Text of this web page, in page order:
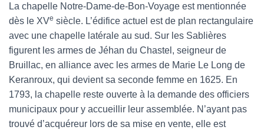
La chapelle Notre-Dame-de-Bon-Voyage est mentionnée
dès le XVe siècle. L’édifice actuel est de plan rectangulaire
avec une chapelle latérale au sud. Sur les Sablières
figurent les armes de Jéhan du Chastel, seigneur de
Bruillac, en alliance avec les armes de Marie Le Long de
Keranroux, qui devient sa seconde femme en 1625. En
1793, la chapelle reste ouverte à la demande des officiers
municipaux pour y accueillir leur assemblée. N’ayant pas
trouvé d’acquéreur lors de sa mise en vente, elle est